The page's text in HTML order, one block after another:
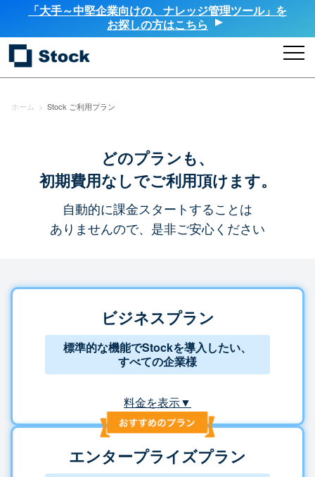
「大手～中堅企業向けの、ナレッジ管理ツール」を
お探しの方はこちら
ホーム > Stock ご利用プラン
どのプランも、
初期費用なしでご利用頂けます。
自動的に課金スタートすることは
ありませんので、是非ご安心ください
ビジネスプラン
標準的な機能でStockを導入したい、
すべての企業様
料金を表示▼
エンタープライズプラン